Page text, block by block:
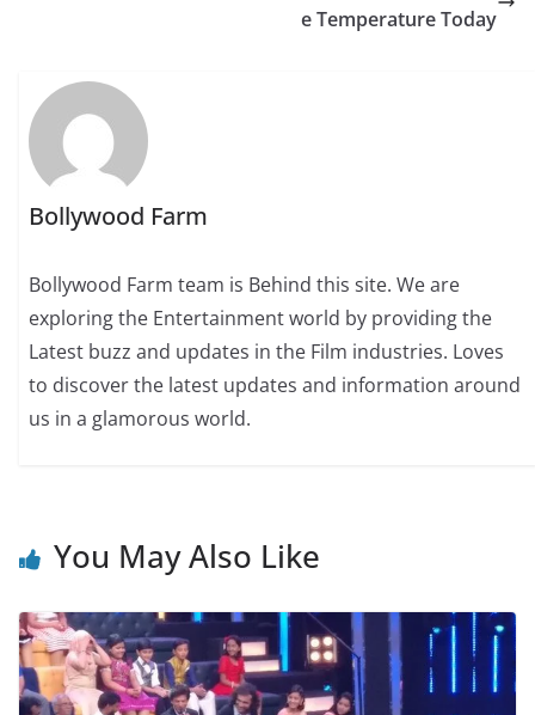
e Temperature Today
Bollywood Farm
Bollywood Farm team is Behind this site. We are
exploring the Entertainment world by providing the
Latest buzz and updates in the Film industries. Loves
to discover the latest updates and information around
us in a glamorous world.
You May Also Like